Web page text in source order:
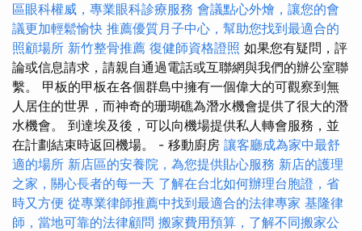
區眼科權威，專業眼科診療服務 會議點心外燴，讓您的會
議更加輕鬆愉快 推薦優質月子中心，幫助您找到最適合的
照顧場所 新竹整骨推薦 復健師資格證照 如果您有疑問，評
論或信息請求，請親自通過電話或互聯網與我們的辦公室聯
繫。 甲板的甲板在各個群島中擁有一個偉大的可觀察到無
人居住的世界，而神奇的珊瑚礁為潛水機會提供了很大的潛
水機會。 到達埃及後，可以向機場提供私人轉會服務，並
在計劃結束時返回機場。 - 移動廚房 讓客廳成為家中最舒
適的場所 新店區的安養院，為您提供貼心服務 新店的護理
之家，關心長者的每一天 了解在台北如何辦理台胞證，省
時又方便 從專業律師推薦中找到最適合的法律專家 基隆律
師，當地可靠的法律顧問 搬家費用預算，了解不同搬家公